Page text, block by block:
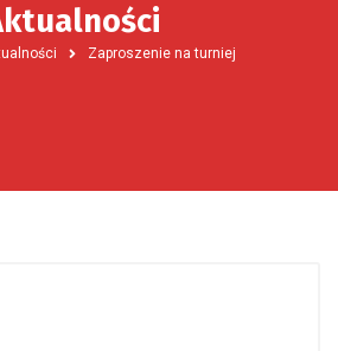
Zaproszenie na turniej